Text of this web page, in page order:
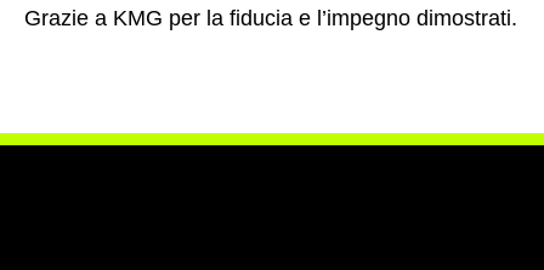
Grazie a KMG per la fiducia e l’impegno dimostrati.